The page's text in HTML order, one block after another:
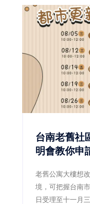
台南老舊社區
明會教你申
老舊公寓大樓想
境，可把握台南
日受理至十一月